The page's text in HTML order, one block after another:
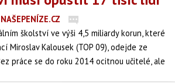
školství ve výši 4,5 miliardy korun, které
Miroslav Kalousek (TOP 09), odejde ze
práce se do roku 2014 ocitnou učitelé, ale